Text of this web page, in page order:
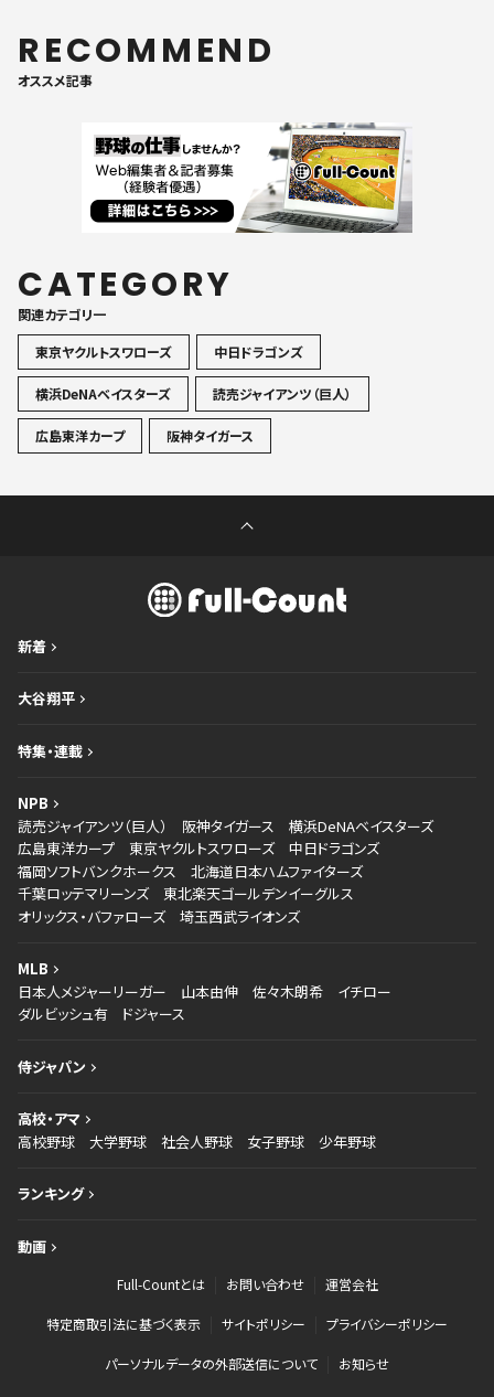
RECOMMEND
オススメ記事
CATEGORY
関連カテゴリ一
東京ヤクルトスワローズ
中日ドラゴンズ
横浜DeNAベイスターズ 読売ジャイアンツ（巨人）
広島東洋カープ 阪神タイガース
新着
大谷翔平
特集・連載
NPB
読売ジャイアンツ（巨人）
阪神タイガース
横浜DeNAベイスターズ
広島東洋カープ
東京ヤクルトスワローズ
中日ドラゴンズ
福岡ソフトバンクホークス
北海道日本ハムファイターズ
千葉ロッテマリーンズ
東北楽天ゴールデンイーグルス
オリックス・バファローズ
埼玉西武ライオンズ
MLB
日本人メジャーリーガー
山本由伸 佐々木朗希
イチロー
ダルビッシュ有
ドジャース
侍ジャパン
高校・アマ
高校野球
大学野球 社会人野球 女子野球 少年野球
ランキング
動画
Full-Countとは お問い合わせ 運営会社
特定商取引法に基づく表示 サイトポリシー プライバシーポリシー
パーソナルデータの外部送信について お知らせ